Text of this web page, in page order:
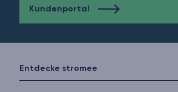
Kundenportal
Entdecke stromee